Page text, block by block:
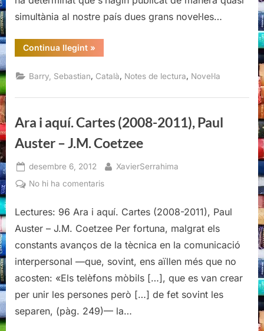
simultània al nostre país dues grans novel·les…
Continua llegint“A
la
de
Canaan,
Barry”
»
Barry, Sebastian Català Notes de lectura Novel·la
Ara i aquí. Cartes (2008-2011), Paul
Auster – J.M. Coetzee
Posted
on
desembre 6, 2012 By
XavierSerrahima
No hi ha comentarisa
i
aquí.
(2008-
2011),
Paul
Auster
Lectures: 96 Ara i aquí. Cartes (2008-2011), Paul
Auster – J.M. Coetzee Per fortuna, malgrat els
constants avanços de la tècnica en la comunicació
interpersonal —que, sovint, ens aïllen més que no
acosten: «Els telèfons mòbils […], que es van crear
per unir les persones però […] de fet sovint les
separen, (pàg. 249)— la…